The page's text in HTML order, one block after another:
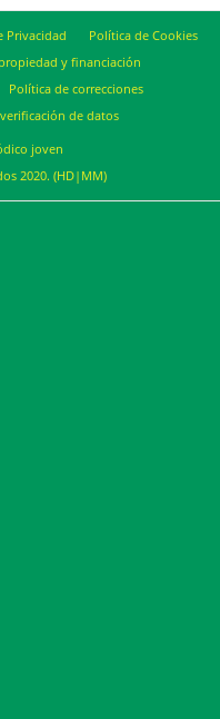
Privacidad
Política de Cookies
y financiación
Política de correcciones
de datos
joven
2020. (HD|MM)